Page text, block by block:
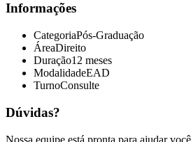
Informações
CategoriaPós-Graduação
ÁreaDireito
Duração12 meses
ModalidadeEAD
TurnoConsulte
Dúvidas?
Nossa equipe está pronta para ajudar